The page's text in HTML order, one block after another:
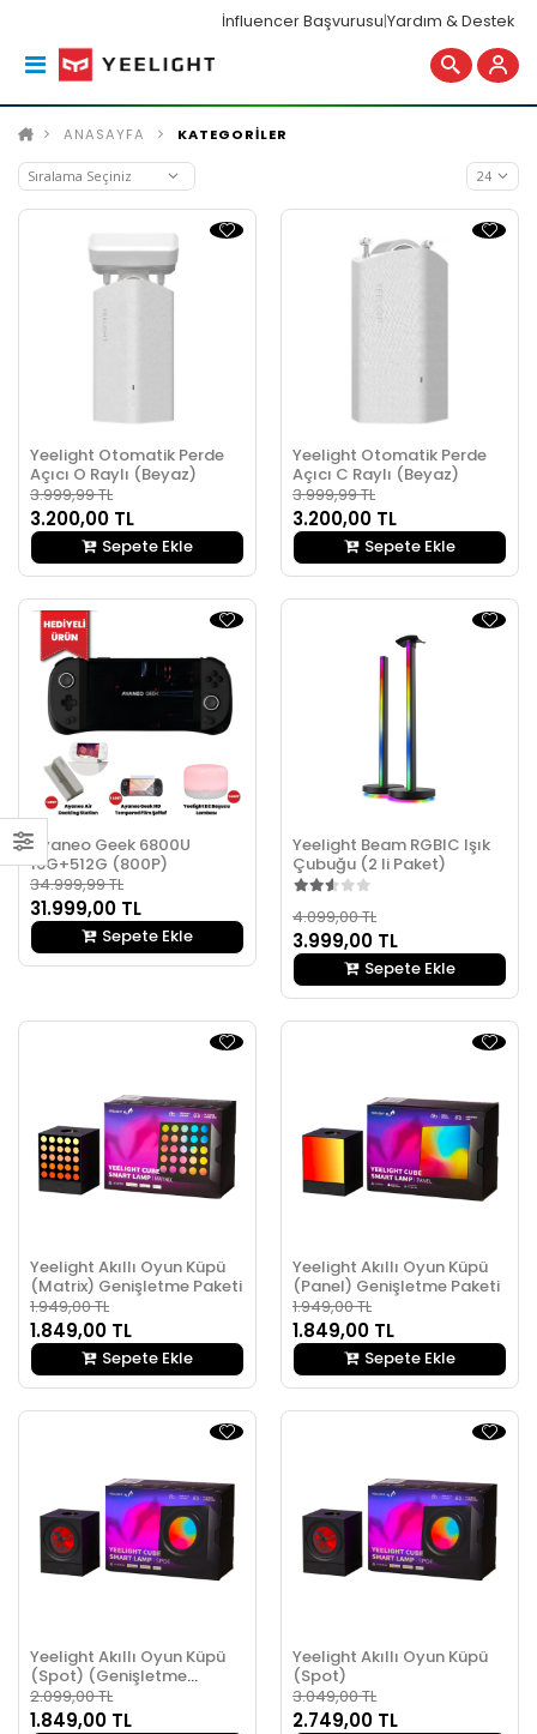
İnfluencer Başvurusu|Yardım & Destek
ANASAYFA KATEGORİLER
Yeelight Otomatik Perde
Açıcı O Raylı (Beyaz)
3.999,99 TL
3.200,00 TL
Sepete Ekle
Yeelight Otomatik Perde
Açıcı C Raylı (Beyaz)
3.999,99 TL
3.200,00 TL
Sepete Ekle
Ayaneo Geek 6800U
16G+512G (800P)
34.999,99 TL
31.999,00 TL
Sepete Ekle
Yeelight Beam RGBIC Işık
Çubuğu (2 li Paket)
4.099,00 TL
3.999,00 TL
Sepete Ekle
Yeelight Akıllı Oyun Küpü
(Matrix) Genişletme Paketi
1.949,00 TL
1.849,00 TL
Sepete Ekle
Yeelight Akıllı Oyun Küpü
(Panel) Genişletme Paketi
1.949,00 TL
1.849,00 TL
Sepete Ekle
Yeelight Akıllı Oyun Küpü
(Spot) (Genişletme
Paketi)
2.099,00 TL
1.849,00 TL
Yeelight Akıllı Oyun Küpü
(Spot)
3.049,00 TL
2.749,00 TL